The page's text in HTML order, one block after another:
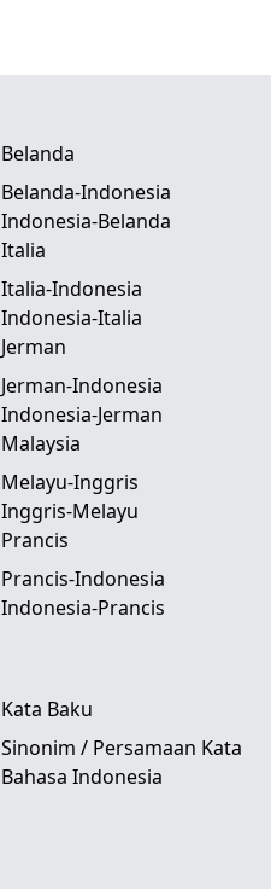
Belanda
Belanda-Indonesia
Indonesia-Belanda
Italia
Italia-Indonesia
Indonesia-Italia
Jerman
Jerman-Indonesia
Indonesia-Jerman
Malaysia
Melayu-Inggris
Inggris-Melayu
Prancis
Prancis-Indonesia
Indonesia-Prancis
Kata Baku
Sinonim / Persamaan Kata
Bahasa Indonesia